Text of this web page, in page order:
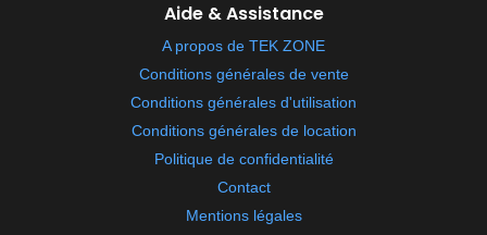
Aide & Assistance
A propos de TEK ZONE
Conditions générales de vente
Conditions générales d'utilisation
Conditions générales de location
Politique de confidentialité
Contact
Mentions légales